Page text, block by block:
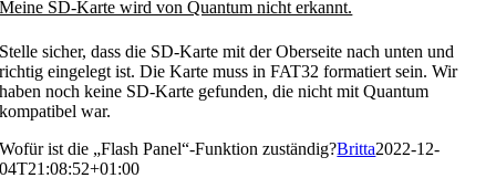
Meine SD-Karte wird von Quantum nicht erkannt.
Stelle sicher, dass die SD-Karte mit der Oberseite nach unten und
richtig eingelegt ist. Die Karte muss in FAT32 formatiert sein. Wir
haben noch keine SD-Karte gefunden, die nicht mit Quantum
kompatibel war.
Wofür ist die „Flash Panel“-Funktion zuständig?Britta2022-12-
04T21:08:52+01:00